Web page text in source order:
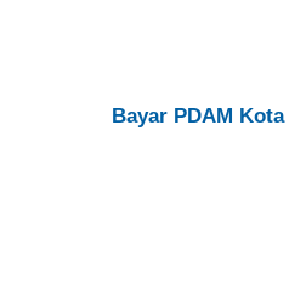
Bayar PDAM